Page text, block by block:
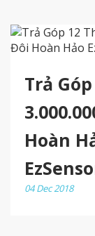
Trả
Hoàn
04 Dec 2018